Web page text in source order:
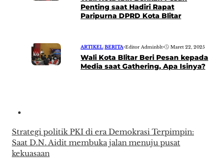
Penting saat Hadiri Rapat
Paripurna DPRD Kota Blitar
ARTIKEL|BERITA•Editor Adminblt• Maret 22, 2025
Wali Kota Blitar Beri Pesan kepada
Media saat Gathering, Apa Isinya?
Strategi politik PKI di era Demokrasi Terpimpin:
Saat D.N. Aidit membuka jalan menuju pusat
kekuasaan